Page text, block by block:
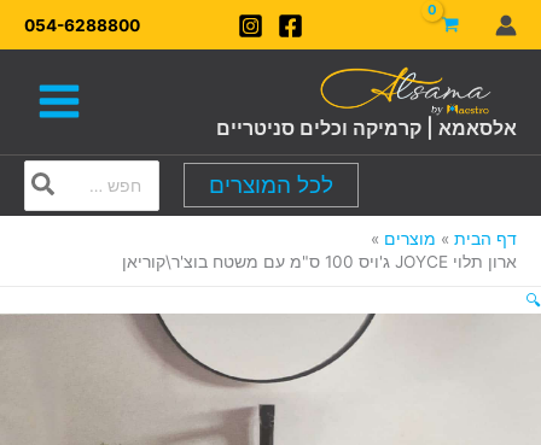
דילוג
לתוכן
054-6288800
אלסאמא | קרמיקה וכלים סניטריים
לכל המוצרים
for:
דף הבית
מוצרים
ארון תלוי JOYCE ג'ויס 100 ס"מ עם משטח בוצ'ר\קוריאן
🔍